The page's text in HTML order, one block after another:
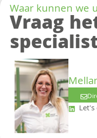
Waar kunnen we
Vraag